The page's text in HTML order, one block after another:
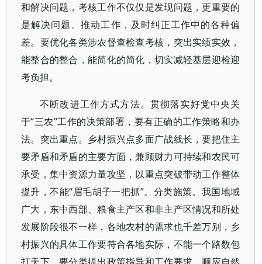
和解决问题，考核工作不仅仅是发现问题，更重要的
是解决问题、推动工作，及时纠正工作中的各种偏
差。要优化各类涉农督查检查考核，突出实绩实效，
能整合的整合，能简化的简化，切实减轻基层迎检迎
考负担。
不断改进工作方式方法。贯彻落实好党中央关
于“三农”工作的决策部署，要有正确的工作策略和办
法。突出重点。乡村振兴点多面广战线长，要把住主
要矛盾和矛盾的主要方面，兼顾财力可持续和农民可
承受，集中资源力量攻坚，以重点突破带动工作整体
提升，不能“眉毛胡子一把抓”。分类施策。我国地域
广大，东中西部、粮食主产区和非主产区情况和所处
发展阶段很不一样，各地农村的需求也千差万别，乡
村振兴的具体工作要符合各地实际，不能一个路数包